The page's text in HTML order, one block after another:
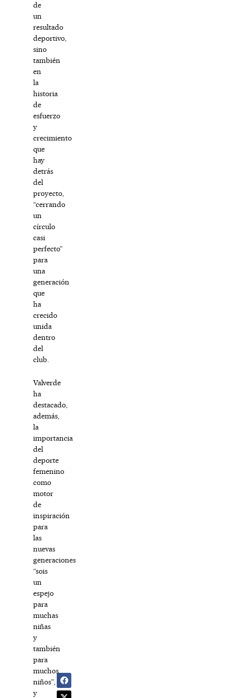
de
un
resultado
deportivo,
sino
también
en
la
historia
de
esfuerzo
y
crecimiento
que
hay
detrás
del
proyecto,
“cerrando
un
círculo
casi
perfecto”
para
una
generación
que
ha
crecido
unida
dentro
del
club.
Valverde
ha
destacado,
además,
la
importancia
del
deporte
femenino
como
motor
de
inspiración
para
las
nuevas
generaciones
“sois
un
espejo
para
muchas
niñas
y
también
para
muchos
niños”,
y